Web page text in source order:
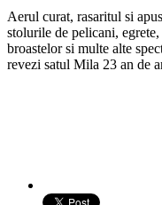
Aerul curat, rasaritul si
stolurile de pelicani,
broastelor si multe alte
revezi satul Mila 23 an de